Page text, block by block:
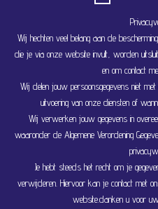
Wij hechten veel belang aan de
die je via onze website invult, worden
en om contact
Wij delen jouw persoonsgegevens niet
uitvoering van onze diensten of
Wij verwerken jouw gegevens in
waaronder de Algemene Verordening
Je hebt steeds het recht om je
verwijderen. Hiervoor kan je contact met
website.danken u voor